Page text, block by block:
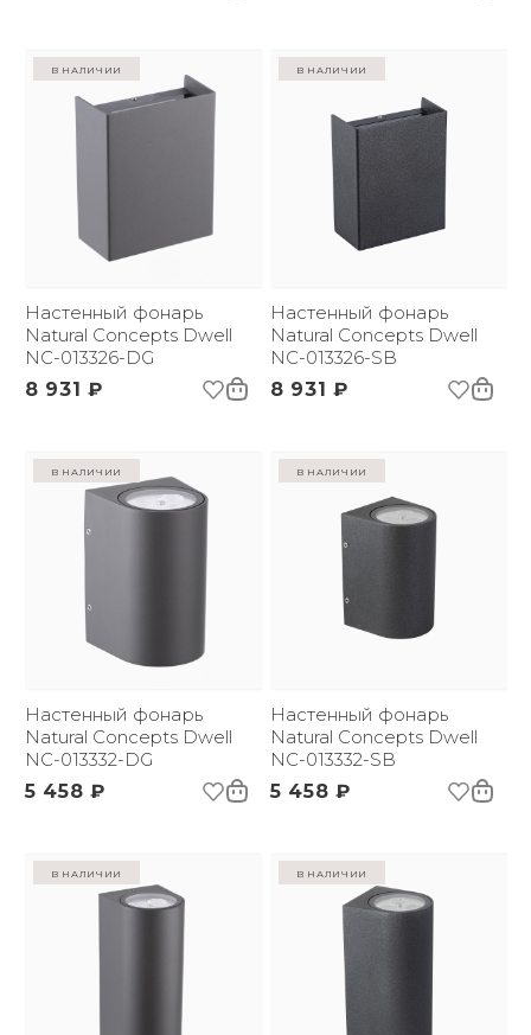
в наличии
Настенный фонарь
Natural Concepts Dwell
NC-013326-DG
8 931 ₽
в наличии
Настенный фонарь
Natural Concepts Dwell
NC-013326-SB
8 931 ₽
в наличии
Настенный фонарь
Natural Concepts Dwell
NC-013332-DG
5 458 ₽
в наличии
Настенный фонарь
Natural Concepts Dwell
NC-013332-SB
5 458 ₽
в наличии в наличии